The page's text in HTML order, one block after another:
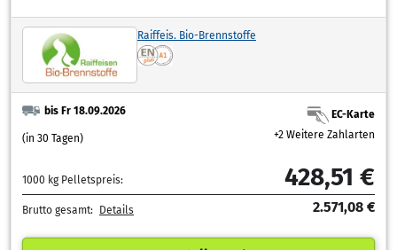
Raiffeis. Bio-Brennstoffe
bis Fr 18.09.2026
(in 30 Tagen)
EC-Karte
+2 Weitere Zahlarten
1000 kg Pelletspreis: 428,51 €
Brutto gesamt: Details 2.571,08 €